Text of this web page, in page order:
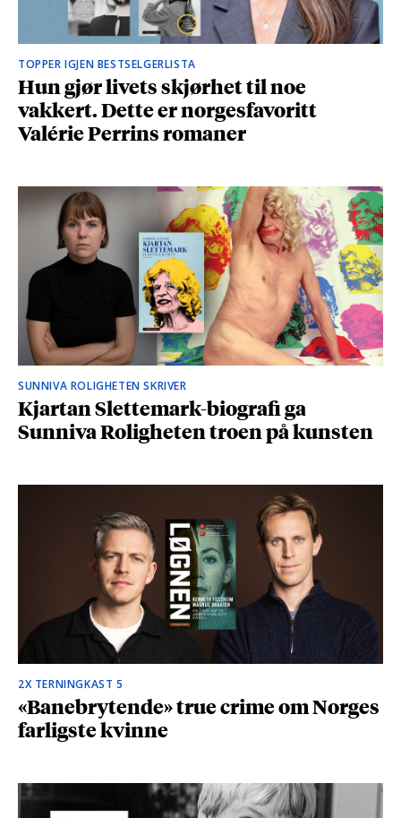
TOPPER IGJEN BESTSELGERLISTA
Hun gjør livets skjørhet til noe
vakkert. Dette er norgesfavoritt
Valérie Perrins romaner
SUNNIVA ROLIGHETEN SKRIVER
Kjartan Slettemark-biografi ga
Sunniva Roligheten troen på kunsten
2X TERNINGKAST 5
«Banebrytende» true crime om Norges
farligste kvinne